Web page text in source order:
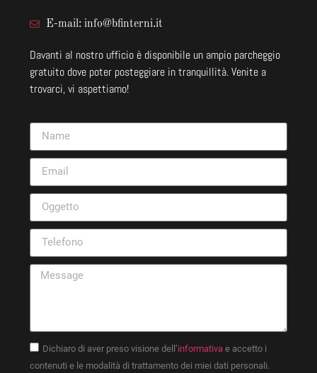
E-mail: info@bfinterni.it
Davanti al nostro ufficio è disponibile un ampio parcheggio
gratuito dove poter posteggiare in tranquillità. Venite a
trovarci, vi aspettiamo!
Dichiaro di aver preso visione dell’informativa e accetto i
contenuti e le modalità di trattamento dei miei dati personali.